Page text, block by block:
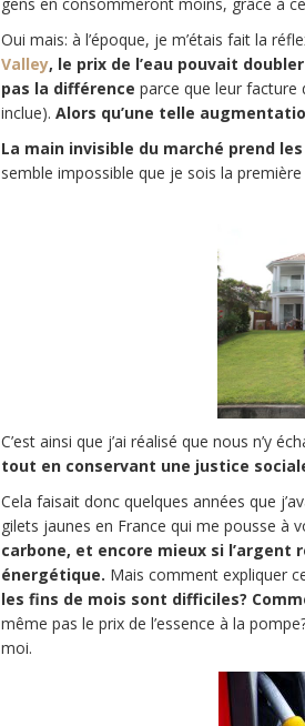
Oui mais: à l’époque, je m’étais fait la
Valley, le prix de l’eau pouvait
pas la différence parce que leur facture
inclue). Alors qu’une telle
La main invisible du marché prend
semble impossible que je sois la première
C’est ainsi que j’ai réalisé que nous n’y
tout en conservant une justice
Cela faisait donc quelques années que
gilets jaunes en France qui me pousse à
carbone, et encore mieux si
énergétique. Mais comment expliquer
les fins de mois sont difficiles?
même pas le prix de l’essence à la
moi.